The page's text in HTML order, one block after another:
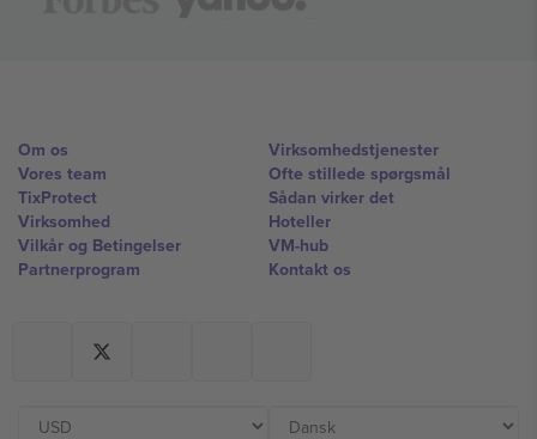
Om os
Vores team
TixProtect
Virksomhed
Vilkår og Betingelser
Partnerprogram
Virksomhedstjenester
Ofte stillede spørgsmål
Sådan virker det
Hoteller
VM-hub
Kontakt os